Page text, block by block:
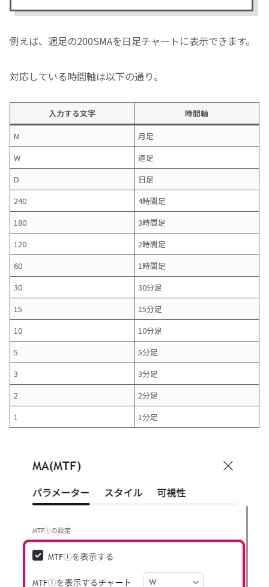
例えば、週足の200SMAを日足チャートに表示できます。
対応している時間軸は以下の通り。
入力する文字
時間軸
M
月足
W
週足
D
日足
240
4時間足
180
3時間足
120
2時間足
60
1時間足
30
30分足
15
15分足
10
10分足
5
5分足
3
3分足
2
2分足
1
1分足